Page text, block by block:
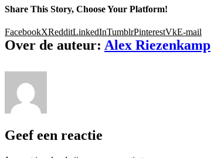
Share This Story, Choose Your Platform!
FacebookXRedditLinkedInTumblrPinterestVkE-mail
Over de auteur: Alex Riezenkamp
Geef een reactie